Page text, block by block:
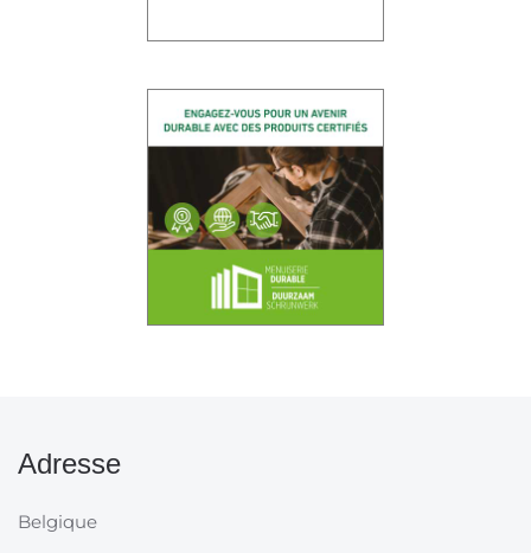
Adresse
Belgique